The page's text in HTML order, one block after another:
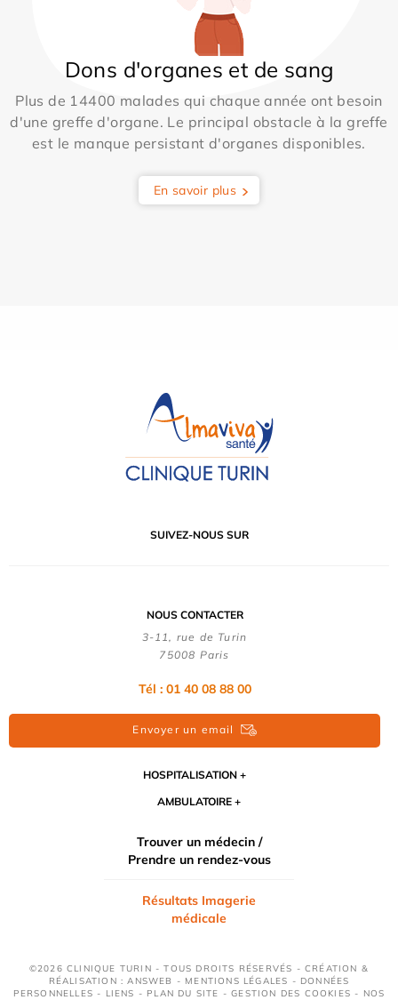
Dons d'organes et de sang
Plus de 14400 malades qui chaque année ont besoin
d'une greffe d'organe. Le principal obstacle à la greffe
est le manque persistant d'organes disponibles.
En savoir plus
SUIVEZ-NOUS SUR
NOUS CONTACTER
3-11, rue de Turin
75008 Paris
Tél : 01 40 08 88 00
Envoyer un email
HOSPITALISATION
AMBULATOIRE
Trouver un médecin /
Prendre un rendez-vous
Résultats Imagerie
médicale
©2026 CLINIQUE TURIN - TOUS DROITS RÉSERVÉS - CRÉATION &
RÉALISATION : ANSWEB - MENTIONS LÉGALES - DONNÉES
PERSONNELLES - LIENS - PLAN DU SITE -GESTION DES COOKIES - NOS